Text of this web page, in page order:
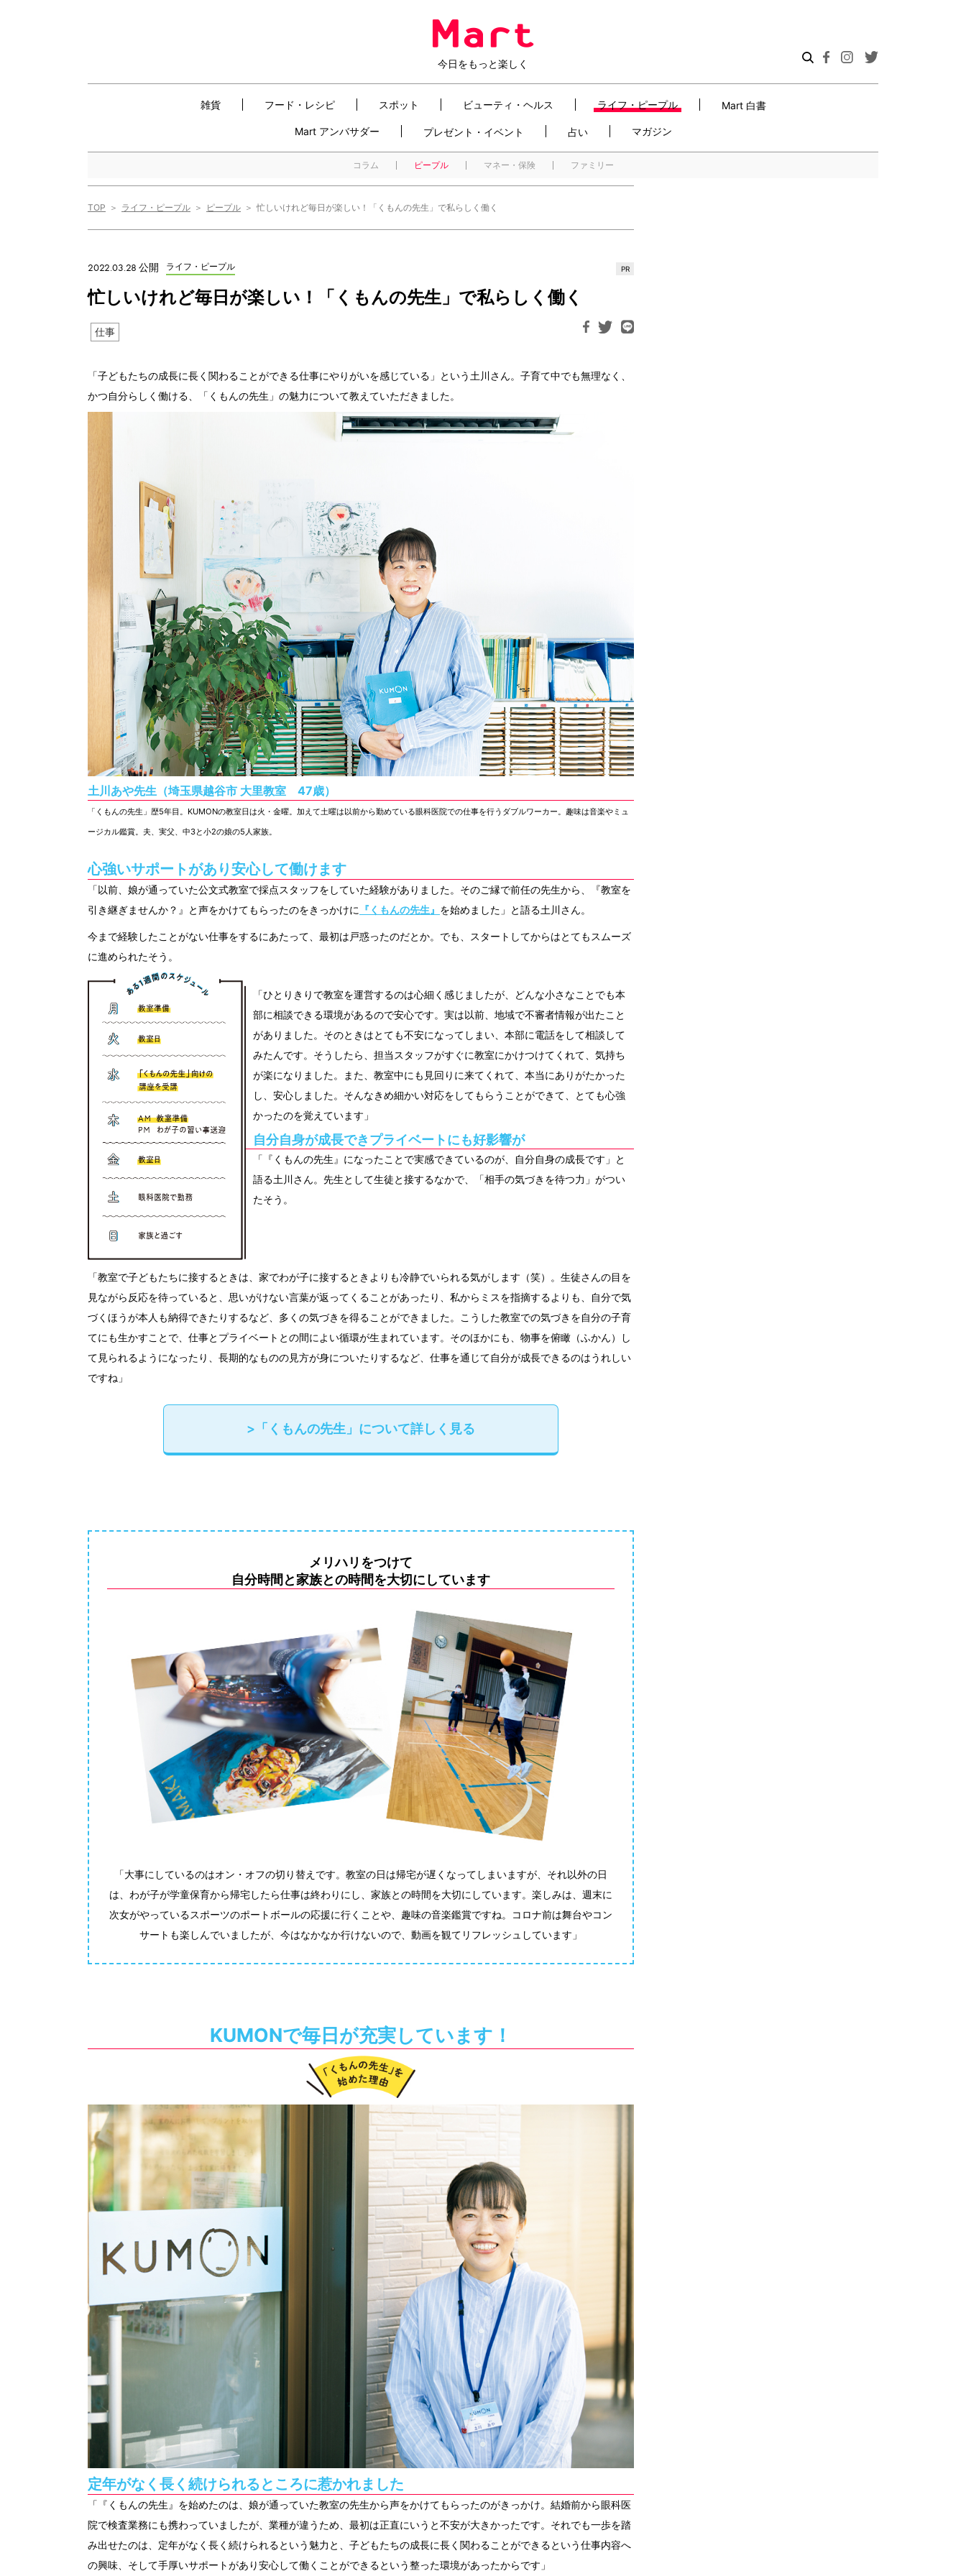
今日をもっと楽しく
雑貨 フード・レシピ スポット ビューティ・ヘルス ライフ・ピープル Mart 白書
Mart アンバサダー プレゼント・イベント 占い マガジン
コラム ピープル マネー・保険 ファミリー
TOP ライフ・ピープル ピープル 忙しいけれど毎日が楽しい！「くもんの先生」で私らしく働く
2022.03.28 公開 ライフ・ピープル PR
忙しいけれど毎日が楽しい！「くもんの先生」で私らしく働く
仕事
「子どもたちの成長に長く関わることができる仕事にやりがいを感じている」という土川さん。子育て中でも無理なく、
かつ自分らしく働ける、「くもんの先生」の魅力について教えていただきました。
土川あや先生（埼玉県越谷市 大里教室 47歳）
「くもんの先生」歴5年目。KUMONの教室日は火・金曜。加えて土曜は以前から勤めている眼科医院での仕事を行うダブルワーカー。趣味は音楽やミュ
ージカル鑑賞。夫、実父、中3と小2の娘の5人家族。
心強いサポートがあり安心して働けます
「以前、娘が通っていた公文式教室で採点スタッフをしていた経験がありました。そのご縁で前任の先生から、『教室を
引き継ぎませんか？』と声をかけてもらったのをきっかけに 『くもんの先生』 を始めました」と語る土川さん。
今まで経験したことがない仕事をするにあたって、最初は戸惑ったのだとか。でも、スタートしてからはとてもスムーズ
に進められたそう。
「ひとりきりで教室を運営するのは心細く感じましたが、どんな小さなことでも本
部に相談できる環境があるので安心です。実は以前、地域で不審者情報が出たこと
がありました。そのときはとても不安になってしまい、本部に電話をして相談して
みたんです。そうしたら、担当スタッフがすぐに教室にかけつけてくれて、気持ち
が楽になりました。また、教室中にも見回りに来てくれて、本当にありがたかった
し、安心しました。そんなきめ細かい対応をしてもらうことができて、とても心強
かったのを覚えています」
自分自身が成長できプライベートにも好影響が
「『くもんの先生』になったことで実感できているのが、自分自身の成長です」と
語る土川さん。先生として生徒と接するなかで、「相手の気づきを待つ力」がつい
たそう。
「教室で子どもたちに接するときは、家でわが子に接するときよりも冷静でいられる気がします（笑）。生徒さんの目を
見ながら反応を待っていると、思いがけない言葉が返ってくることがあったり、私からミスを指摘するよりも、自分で気
づくほうが本人も納得できたりするなど、多くの気づきを得ることができました。こうした教室での気づきを自分の子育
てにも生かすことで、仕事とプライベートとの間によい循環が生まれています。そのほかにも、物事を俯瞰（ふかん）し
て見られるようになったり、長期的なものの見方が身についたりするなど、仕事を通じて自分が成長できるのはうれしい
ですね」
>「くもんの先生」について詳しく見る
メリハリをつけて
自分時間と家族との時間を大切にしています
「大事にしているのはオン・オフの切り替えです。教室の日は帰宅が遅くなってしまいますが、それ以外の日
は、わが子が学童保育から帰宅したら仕事は終わりにし、家族との時間を大切にしています。楽しみは、週末に
次女がやっているスポーツのポートボールの応援に行くことや、趣味の音楽鑑賞ですね。コロナ前は舞台やコン
サートも楽しんでいましたが、今はなかなか行けないので、動画を観てリフレッシュしています」
KUMONで毎日が充実しています！
定年がなく長く続けられるところに惹かれました
「『くもんの先生』を始めたのは、娘が通っていた教室の先生から声をかけてもらったのがきっかけ。結婚前から眼科医
院で検査業務にも携わっていましたが、業種が違うため、最初は正直にいうと不安が大きかったです。それでも一歩を踏
み出せたのは、定年がなく長く続けられるという魅力と、子どもたちの成長に長く関わることができるという仕事内容へ
の興味、そして手厚いサポートがあり安心して働くことができるという整った環境があったからです」